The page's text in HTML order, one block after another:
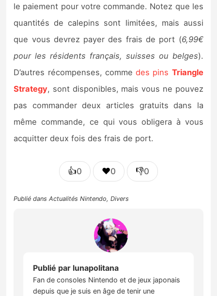
le paiement pour votre commande. Notez que les
quantités de calepins sont limitées, mais aussi
que vous devrez payer des frais de port (6,99€
pour les résidents français, suisses ou belges).
D’autres récompenses, commedes pins Triangle
Strategy, sont disponibles, mais vous ne pouvez
pas commander deux articles gratuits dans la
même commande, ce qui vous obligera à vous
acquitter deux fois des frais de port.
👍0 ❤️0 👎0
Publié dansActualités Nintendo,Divers
Publié par lunapolitana
Fan de consoles Nintendo et de jeux japonais
depuis que je suis en âge de tenir une